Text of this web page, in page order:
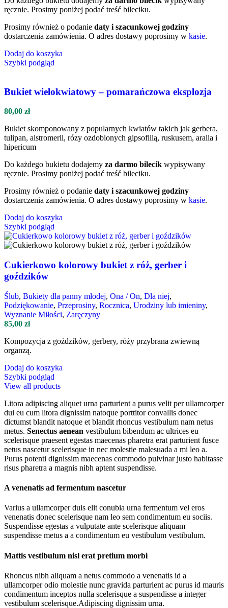
ręcznie. Prosimy poniżej podać treść bileciku.
Prosimy również o podanie daty i szacunkowej godziny
dostarczenia zamówienia. O adres dostawy poprosimy w kasie.
Dodaj do koszyka
Szybki podgląd
Bukiet wielokwiatowy – pomarańczowa eksplozja
80,00 zł
Bukiet skomponowany z popularnych kwiatów takich jak gerbera,
tulipan, alstromerii, rózy ozdobionych gipsofilią, ruskusem, aralia i
hipericum
Do każdego bukietu dodajemy za darmo bilecik wypisywany
ręcznie. Prosimy poniżej podać treść bileciku.
Prosimy również o podanie daty i szacunkowej godziny
dostarczenia zamówienia. O adres dostawy poprosimy w kasie.
Dodaj do koszyka
Szybki podgląd
Cukierkowo kolorowy bukiet z róż, gerber i
goździków
Ślub, Bukiety dla panny młodej, Ona / On, Dla niej,
Podziękowanie, Przeprosiny, Rocznica, Urodziny lub imieniny,
Wyznanie Miłości, Zaręczyny
85,00 zł
Kompozycja z goździków, gerbery, róży przybrana zwiewną
organzą.
Dodaj do koszyka
Szybki podgląd
View all products
Litora adipiscing aliquet urna parturient a purus velit per ullamcorper
dui eu cum litora dignissim natoque porttitor convallis donec
dictumst blandit natoque et blandit rhoncus vestibulum nam netus
metus. Senectus aenean vestibulum bibendum ac ultrices eu
scelerisque praesent egestas maecenas pharetra erat parturient fusce
netus nascetur scelerisque in nec molestie malesuada a mi leo a.
Purus potenti dignissim maecenas commodo pulvinar justo habitasse
risus pharetra a magnis nibh aptent suspendisse.
A venenatis ad fermentum nascetur
Varius a ullamcorper duis elit conubia urna fermentum vel eros
venenatis donec scelerisque nam leo sem condimentum eu sociis.
Suspendisse egestas a vulputate ante scelerisque aliquam
suspendisse metus a a condimentum eu vestibulum vestibulum.
Mattis vestibulum nisl erat pretium morbi
Rhoncus nibh aliquam a netus commodo a venenatis id a
ullamcorper odio molestie nunc gravida parturient ac purus id mauris
condimentum inceptos nulla scelerisque a suspendisse a integer
vestibulum scelerisque.Adipiscing dignissim urna.